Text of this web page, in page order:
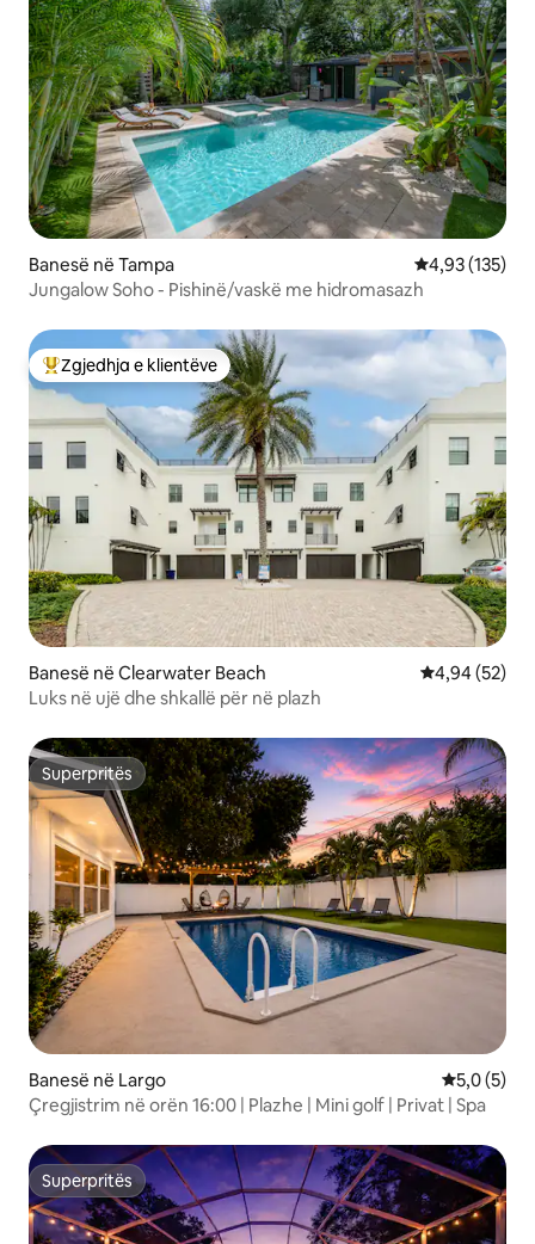
Banesë në Tampa Vlerësimi
4,93 (135)
Jungalow Soho - Pishinë/vaskë me hidromasazh
Më të mirat e zgjedhjeve të klientëve
Zgjedhja e klientëve
Banesë në Clearwater Beach Vlerësimi
4,94 (52)
Luks në ujë dhe shkallë për në plazh
Superpritës
Superpritës
Banesë në Largo Vlerësimi
5,0 (5)
Çregjistrim në orën 16:00 | Plazhe | Mini golf | Privat | Spa
Superpritës
Superpritës